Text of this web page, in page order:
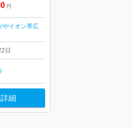
円
やイオン帯広
日
細